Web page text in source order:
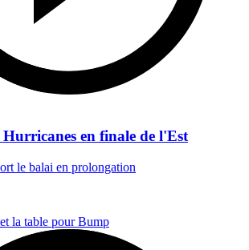
Hurricanes en finale de l'Est
le balai en prolongation